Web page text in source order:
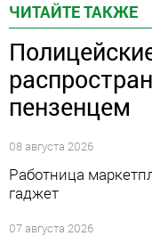
ЧИТАЙТЕ ТАКЖЕ
пензенцем
08 августа 2026
Работница
гаджет
07 августа 2026